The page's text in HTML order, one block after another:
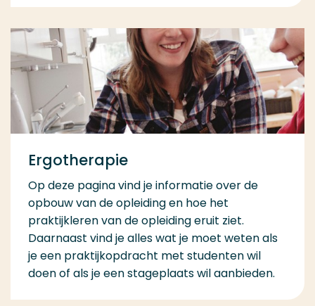
Ergotherapie
Op deze pagina vind je informatie over de
opbouw van de opleiding en hoe het
praktijkleren van de opleiding eruit ziet.
Daarnaast vind je alles wat je moet weten als
je een praktijkopdracht met studenten wil
doen of als je een stageplaats wil aanbieden.